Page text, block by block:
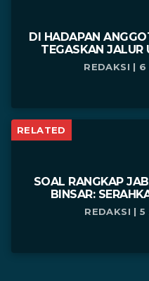
DI HADAPAN
TEGASKAN JALUR
REDAKSI |
RELATED
SOAL RANGKAP
BINSAR:
REDAKSI |